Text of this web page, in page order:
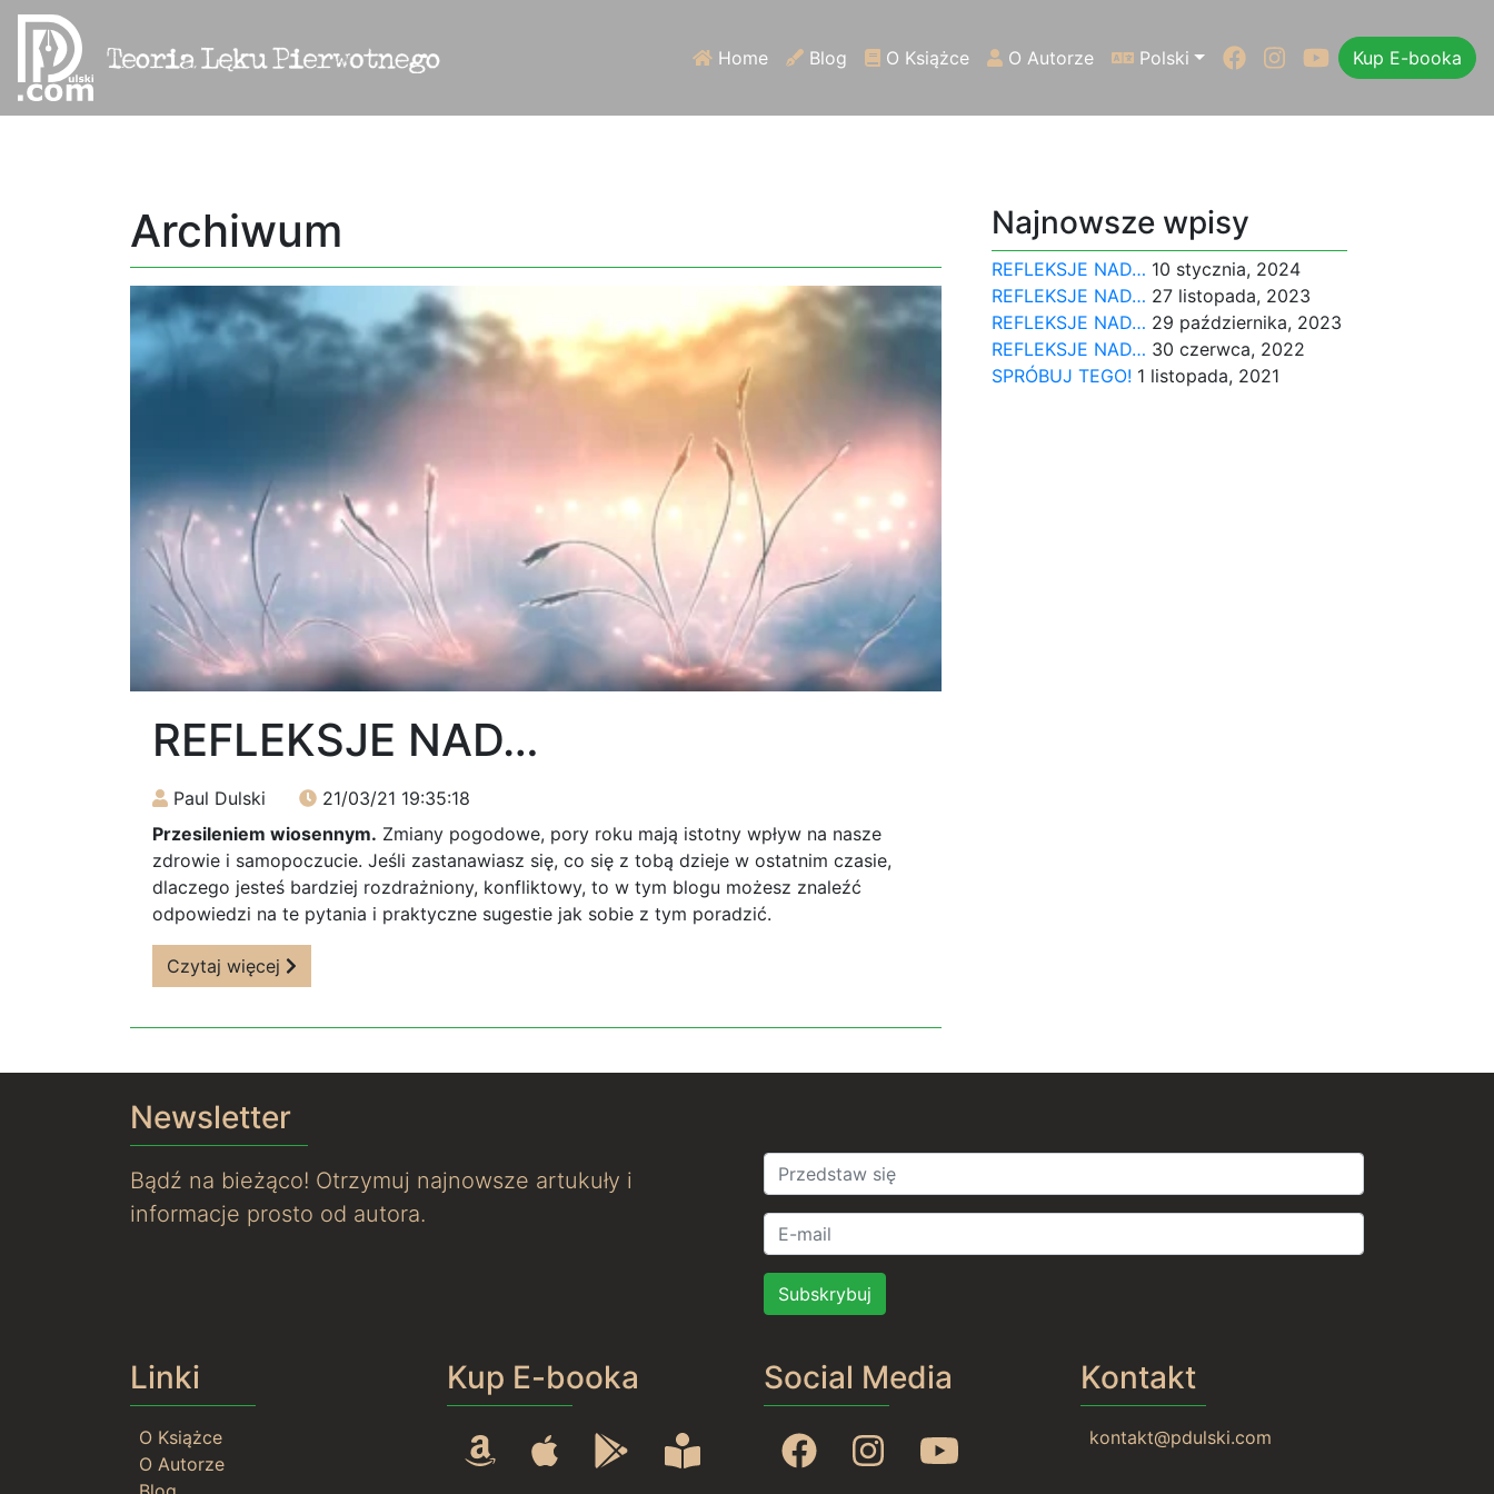
Home Blog O Książce O Autorze Polski Facebook
InstagramYoutube
Kup E-booka
Archiwum
REFLEKSJE NAD…
Paul Dulski
21/03/21 19:35:18
Przesileniem wiosennym. Zmiany pogodowe, pory roku mają istotny wpływ na nasze
zdrowie i samopoczucie. Jeśli zastanawiasz się, co się z tobą dzieje w ostatnim czasie,
dlaczego jesteś bardziej rozdrażniony, konfliktowy, to w tym blogu możesz znaleźć
odpowiedzi na te pytania i praktyczne sugestie jak sobie z tym poradzić.
Czytaj więcej
Najnowsze wpisy
REFLEKSJE NAD… 10 stycznia, 2024
REFLEKSJE NAD… 27 listopada, 2023
REFLEKSJE NAD… 29 października, 2023
REFLEKSJE NAD… 30 czerwca, 2022
SPRÓBUJ TEGO! 1 listopada, 2021
Newsletter
Bądź na bieżąco! Otrzymuj najnowsze artukuły i
informacje prosto od autora.
Subskrybuj
Linki
O Książce
O Autorze
Kup E-booka
Amazon Apple Google PlayRideró
Social Media
FacebookInstagram
Kontakt
kontakt@pdulski.com